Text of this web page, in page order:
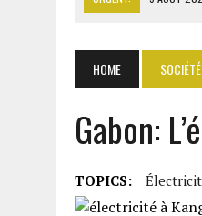
9 AOÛT 2026 | GABON
9 AOÛT 2026
HOME SOCIÉTÉ
Gabon:
TOPICS: